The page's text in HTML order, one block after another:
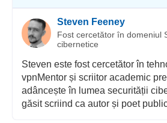
Steven Feeney
Fost cercetător în domeniul
cibernetice
Steven este fost cercetător în
vpnMentor și scriitor academic
adâncește în lumea securității
găsit scriind ca autor și poet